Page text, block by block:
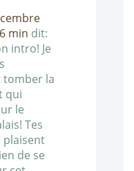
min dit:
intro! Je
tomber la
qui
le
Tes
plaisent
de se